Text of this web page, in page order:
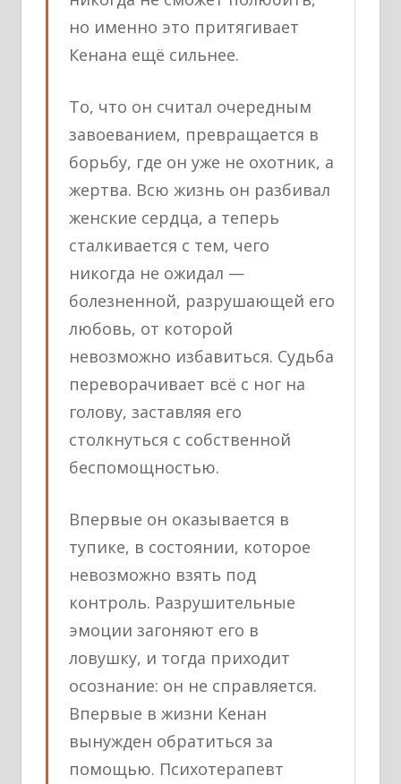
но именно это притягивает
Кенана ещё сильнее.
То, что он считал очередным
завоеванием, превращается в
борьбу, где он уже не охотник, а
жертва. Всю жизнь он разбивал
женские сердца, а теперь
сталкивается с тем, чего
никогда не ожидал —
болезненной, разрушающей его
любовь, от которой
невозможно избавиться. Судьба
переворачивает всё с ног на
голову, заставляя его
столкнуться с собственной
беспомощностью.
Впервые он оказывается в
тупике, в состоянии, которое
невозможно взять под
контроль. Разрушительные
эмоции загоняют его в
ловушку, и тогда приходит
осознание: он не справляется.
Впервые в жизни Кенан
вынужден обратиться за
помощью. Психотерапевт